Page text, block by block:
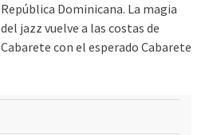
República Dominicana. La magia
del jazz vuelve a las costas de
Cabarete con el esperado Cabarete